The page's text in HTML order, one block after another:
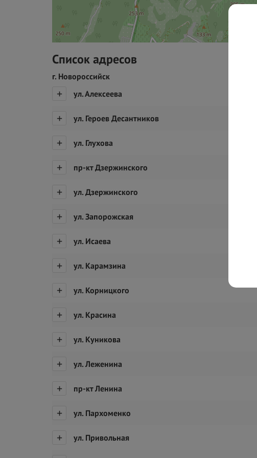
Список адресов
г. Новороссийск
ул. Алексеева
ул. Героев Десантников
ул. Глухова
пр-кт Дзержинского
ул. Дзержинского
ул. Запорожская
ул. Исаева
ул. Карамзина
ул. Корницкого
ул. Красина
ул. Куникова
ул. Леженина
пр-кт Ленина
ул. Пархоменко
ул. Привольная